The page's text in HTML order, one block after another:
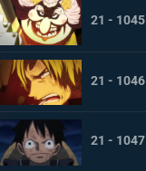
21 - 1045
21 - 1046
21 - 1047